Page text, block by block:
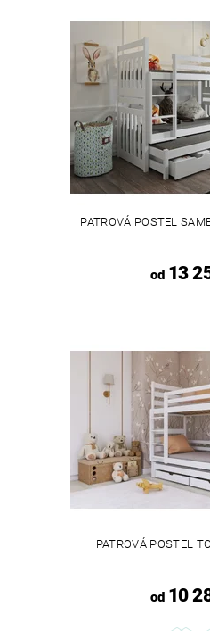
PATROVÁ POSTEL
od13
PATROVÁ POSTEL
od10